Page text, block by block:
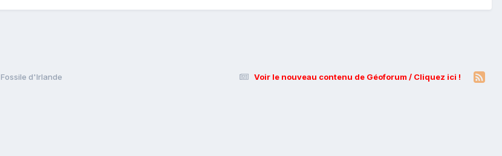
Voir le nouveau contenu de Géoforum / Cliquez ici !
Fossile d'Irlande